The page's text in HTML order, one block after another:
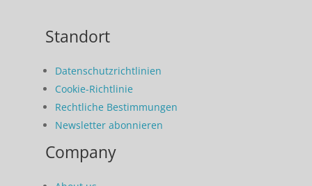
Standort
Datenschutzrichtlinien
Cookie-Richtlinie
Rechtliche Bestimmungen
Newsletter abonnieren
Company